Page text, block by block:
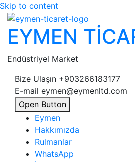
Skip to content
EYMEN
Endüstriyel Market
Bize Ulaşın +903266183177
E-mail eymen@eymenltd.com
Open Button
Eymen
Hakkımızda
Rulmanlar
WhatsApp